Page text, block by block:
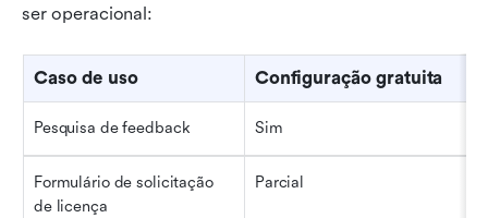
ser operacional:
Caso de uso Configuração gratuita
Pesquisa de feedback Sim
Formulário de solicitação
de licença
Parcial